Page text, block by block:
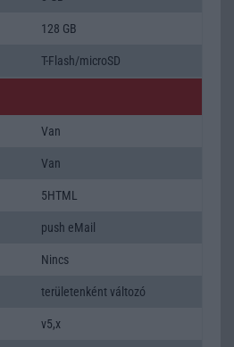
128 GB
T-Flash/microSD
Van
Van
5HTML
push eMail
Nincs
területenként változó
v5,x